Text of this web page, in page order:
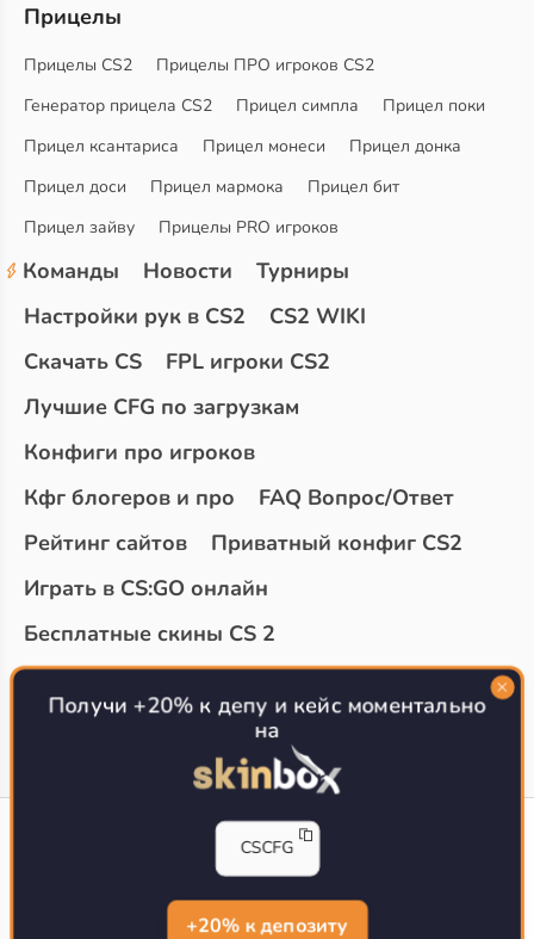
Прицелы
Прицелы CS2
Прицелы ПРО игроков CS2
Генератор прицела CS2
Прицел симпла
Прицел поки
Прицел ксантариса
Прицел монеси
Прицел донка
Прицел доси
Прицел мармока
Прицел бит
Прицел зайву
Прицелы PRO игроков
Команды Новости
Турниры
Настройки рук в CS2
CS2 WIKI
Скачать CS
FPL игроки CS2
Лучшие CFG по загрузкам
Конфиги про игроков
Кфг блогеров и про
FAQ Вопрос/Ответ
Рейтинг сайтов
Приватный конфиг CS2
Играть в CS:GO онлайн
Бесплатные скины CS 2
Топ сайтов с халявой КС 2
О проекте
CS-CONFIG.com © 2020-2026 г.
Политика конфиденциальности
Получи +20% к депу и кейс моментально
на
CSCFG
+20% к депозиту